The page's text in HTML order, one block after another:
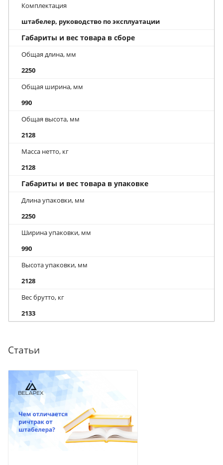
Комплектация
штабелер, руководство по эксплуатации
Габариты и вес товара в сборе
Общая длина, мм
2250
Общая ширина, мм
990
Общая высота, мм
2128
Масса нетто, кг
2128
Габариты и вес товара в упаковке
Длина упаковки, мм
2250
Ширина упаковки, мм
990
Высота упаковки, мм
2128
Вес брутто, кг
2133
Статьи